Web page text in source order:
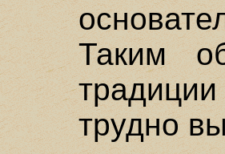
Таким
трудно